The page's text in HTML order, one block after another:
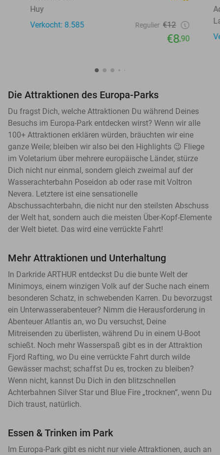
Huy
Verkocht: 8.585
Regulier €12
€8,90
Die Attraktionen des Europa-Parks
Du fragst Dich, welche Attraktionen Du während Deines
Besuchs im Europa-Park entdecken wirst? Wenn wir alle
100+ Attraktionen erklären würden, bräuchten wir eine
ganze Weile; bleiben wir also bei den Highlights 😉 Fliege
im Voletarium über mehrere europäische Länder, stürze
Dich nicht nur einmal, sondern gleich zweimal auf der
Wasserachterbahn Poseidon ab oder rase mit Voltron
Nevera. Letztere ist eine sensationelle
Abschussachterbahn, die nicht nur den steilsten Abschuss
der Welt hat, sondern auch die meisten Über-Kopf-Elemente
der Welt bietet. Das wird eine verrückte Fahrt!
Mehr Attraktionen und Unterhaltung
In Darkride ARTHUR entdeckst Du die bunte Welt der
Minimoys, einem winzigen Volk auf der Suche nach einem
besonderen Schatz, in schwebenden Karren. Du bevorzugst
ein Unterwasserabenteuer? Nimm die Herausforderung in
Abenteuer Atlantis an, wo Du versuchst, Deine
Mitreisenden zu überlisten, während Du in einem U-Boot
schießt. Noch mehr Wasserspaß gibt es in der Attraktion
Fjord Rafting, wo Du eine verrückte Fahrt durch wilde
Gewässer machst; schaffst Du es, trocken zu bleiben?
Wenn nicht, kannst Du Dich in den blitzschnellen
Achterbahnen Silver Star und Blue Fire „trocknen“, wenn Du
Dich traust, natürlich.
Essen & Trinken im Park
Im Europa-Park gibt es nicht nur viele Attraktionen, auch an